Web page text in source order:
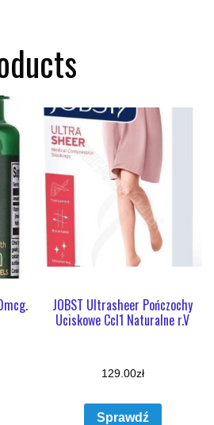
JOBST Ultrasheer Pończochy
Uciskowe Ccl1 Naturalne r.V
129.00zł
Sprawdź